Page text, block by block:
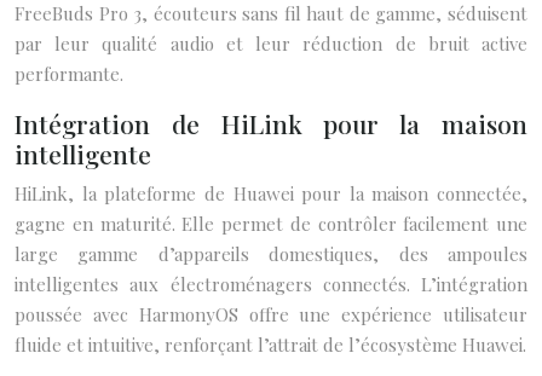
FreeBuds Pro 3, écouteurs sans fil haut de gamme, séduisent
par leur qualité audio et leur réduction de bruit active
performante.
Intégration de HiLink pour la maison
intelligente
HiLink, la plateforme de Huawei pour la maison connectée,
gagne en maturité. Elle permet de contrôler facilement une
large gamme d’appareils domestiques, des ampoules
intelligentes aux électroménagers connectés. L’intégration
poussée avec HarmonyOS offre une expérience utilisateur
fluide et intuitive, renforçant l’attrait de l’écosystème Huawei.